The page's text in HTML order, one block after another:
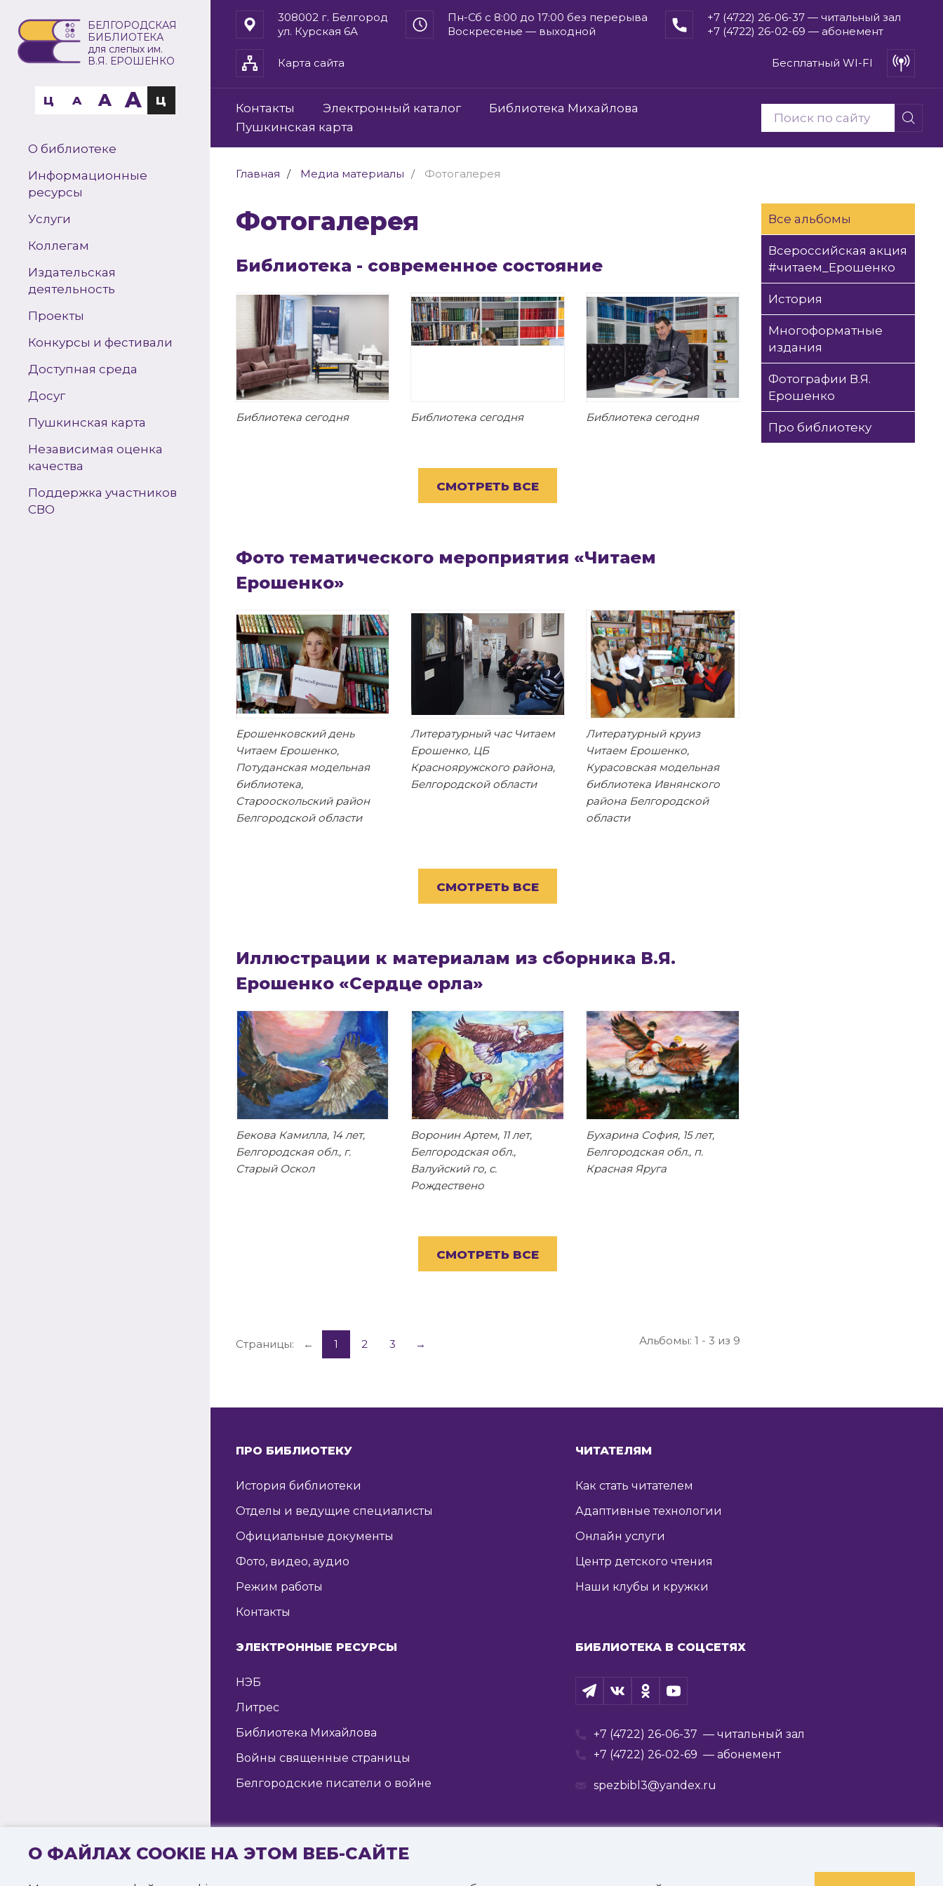
О ФАЙЛАХ COOKIE НА ЭТОМ ВЕБ-САЙТЕ
БЕЛГОРОДСКАЯ
БИБЛИОТЕКА
для слепых им.
В.Я. ЕРОШЕНКО
Ц A A A Ц
О библиотеке
Информационные
ресурсы
Услуги
Коллегам
Издательская
деятельность
Проекты
Конкурсы и фестивали
Доступная среда
Досуг
Пушкинская карта
Независимая оценка
качества
Поддержка участников
СВО
308002 г. Белгород
ул. Курская 6А
Пн-Сб с 8:00 до 17:00 без перерыва
Воскресенье — выходной
+7 (4722) 26-06-37 — читальный зал
+7 (4722) 26-02-69 — абонемент
Карта сайта Бесплатный WI-FI
Контакты Электронный каталог
Библиотека Михайлова
Пушкинская карта
Главная Медиа материалы Фотогалерея
Фотогалерея
Библиотека - современное состояние
Библиотека сегодня Библиотека сегодня Библиотека сегодня
СМОТРЕТЬ ВСЕ
Фото тематического мероприятия «Читаем
Ерошенко»
Ерошенковский день
Читаем Ерошенко,
Потуданская модельная
библиотека,
Старооскольский район
Белгородской области
Литературный час Читаем
Ерошенко, ЦБ
Краснояружского района,
Белгородской области
Литературный круиз
Читаем Ерошенко,
Курасовская модельная
библиотека Ивнянского
района Белгородской
области
СМОТРЕТЬ ВСЕ
Иллюстрации к материалам из сборника В.Я.
Ерошенко «Сердце орла»
Бекова Камилла, 14 лет,
Белгородская обл., г.
Старый Оскол
Воронин Артем, 11 лет,
Белгородская обл.,
Валуйский го, с.
Рождествено
Бухарина София, 15 лет,
Белгородская обл., п.
Красная Яруга
СМОТРЕТЬ ВСЕ
Альбомы: 1 - 3 из 9
Страницы: ← 1 2 3 →
Все альбомы
Всероссийская акция
#читаем_Ерошенко
История
Многоформатные
издания
Фотографии В.Я.
Ерошенко
Про библиотеку
ПРО БИБЛИОТЕКУ
История библиотеки
Отделы и ведущие специалисты
Официальные документы
Фото, видео, аудио
Режим работы
Контакты
ЧИТАТЕЛЯМ
Как стать читателем
Адаптивные технологии
Онлайн услуги
Центр детского чтения
Наши клубы и кружки
ЭЛЕКТРОННЫЕ РЕСУРСЫ
НЭБ
Литрес
Библиотека Михайлова
Войны священные страницы
Белгородские писатели о войне
БИБЛИОТЕКА В СОЦСЕТЯХ
+7 (4722) 26-06-37 — читальный зал
+7 (4722) 26-02-69 — абонемент
spezbibl3@yandex.ru
© 2016—2022 Государственное бюджетное учреждение культуры